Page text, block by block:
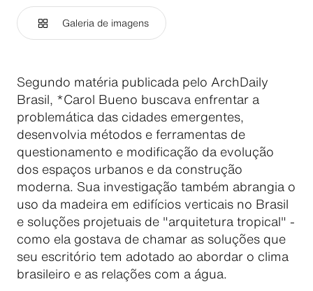
Galeria de imagens
Segundo matéria publicada pelo ArchDaily
Brasil, *Carol Bueno buscava enfrentar a
problemática das cidades emergentes,
desenvolvia métodos e ferramentas de
questionamento e modificação da evolução
dos espaços urbanos e da construção
moderna. Sua investigação também abrangia o
uso da madeira em edifícios verticais no Brasil
e soluções projetuais de "arquitetura tropical" -
como ela gostava de chamar as soluções que
seu escritório tem adotado ao abordar o clima
brasileiro e as relações com a água.